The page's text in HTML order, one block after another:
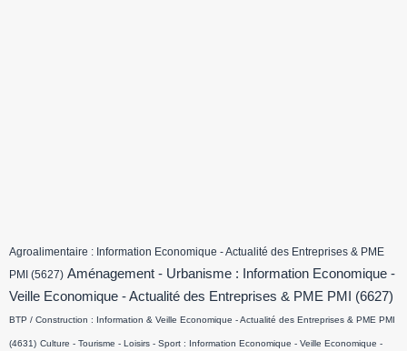
Agroalimentaire : Information Economique - Actualité des Entreprises & PME
PMI (5627) Aménagement - Urbanisme : Information Economique -
Veille Economique - Actualité des Entreprises & PME PMI
(6627)
BTP / Construction : Information & Veille Economique - Actualité des Entreprises & PME PMI
(4631) Culture - Tourisme - Loisirs - Sport : Information Economique - Veille Economique -